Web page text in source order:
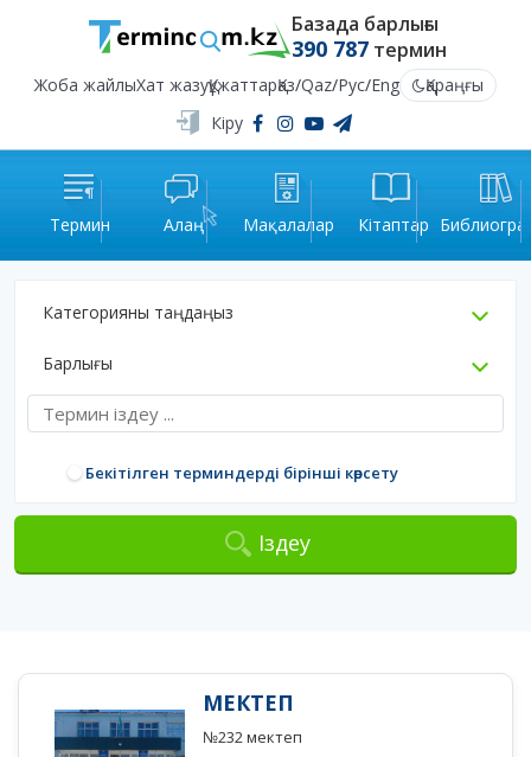
Базада барлығы
390 787термин
Жоба жайлыХат жазуҚұжаттарҚаз/Qaz/Рус/Eng
Қараңғы
Кіру
Термин Алаң Мақалалар Кітаптар
Категорияны таңдаңыз
Барлығы
Бекітілген терминдерді бірінші көрсету
Іздеу
МЕКТЕП
№232 мектеп